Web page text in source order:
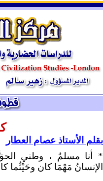
بقلم الأستاذ عصام العطار
* أنا مسلمٌ ، وطني
الإنسانُ مَهْمَا كان وحَيْثُما